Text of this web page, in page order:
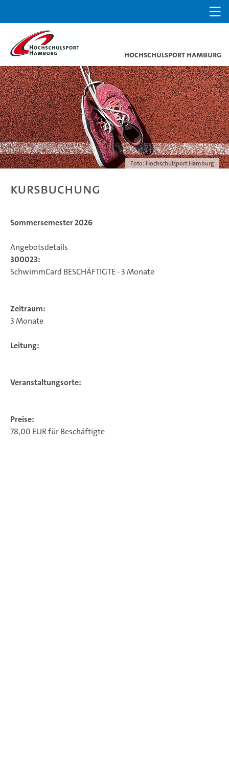
Hochschulsport Hamburg
Foto: Hochschulsport Hamburg
Kursbuchung
Sommersemester 2026
Angebotsdetails
300023:
SchwimmCard BESCHÄFTIGTE - 3 Monate
Zeitraum:
3 Monate
Leitung:
Veranstaltungsorte:
Preise:
78,00 EUR für Beschäftigte